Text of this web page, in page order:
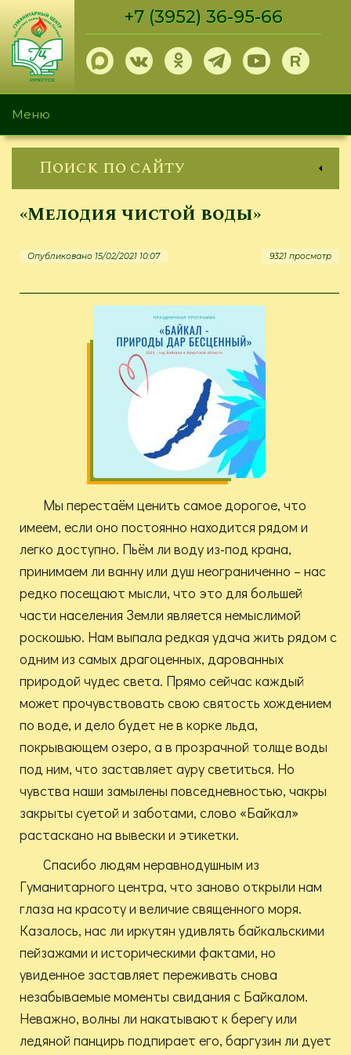
Перейти
основному
содержанию
+7 (3952) 36-95-66
Меню
Поиск по сайту
«Мелодия чистой воды»
Опубликовано 15/02/2021 10:07 9321 просмотр
Мы перестаём ценить самое дорогое, что
имеем, если оно постоянно находится рядом и
легко доступно. Пьём ли воду из-под крана,
принимаем ли ванну или душ неограниченно – нас
редко посещают мысли, что это для большей
части населения Земли является немыслимой
роскошью. Нам выпала редкая удача жить рядом с
одним из самых драгоценных, дарованных
природой чудес света. Прямо сейчас каждый
может прочувствовать свою святость хождением
по воде, и дело будет не в корке льда,
покрывающем озеро, а в прозрачной толще воды
под ним, что заставляет ауру светиться. Но
чувства наши замылены повседневностью, чакры
закрыты суетой и заботами, слово «Байкал»
растаскано на вывески и этикетки.
Спасибо людям неравнодушным из
Гуманитарного центра, что заново открыли нам
глаза на красоту и величие священного моря.
Казалось, нас ли иркутян удивлять байкальскими
пейзажами и историческими фактами, но
увиденное заставляет переживать снова
незабываемые моменты свидания с Байкалом.
Неважно, волны ли накатывают к берегу или
ледяной панцирь подпирает его, баргузин ли дует